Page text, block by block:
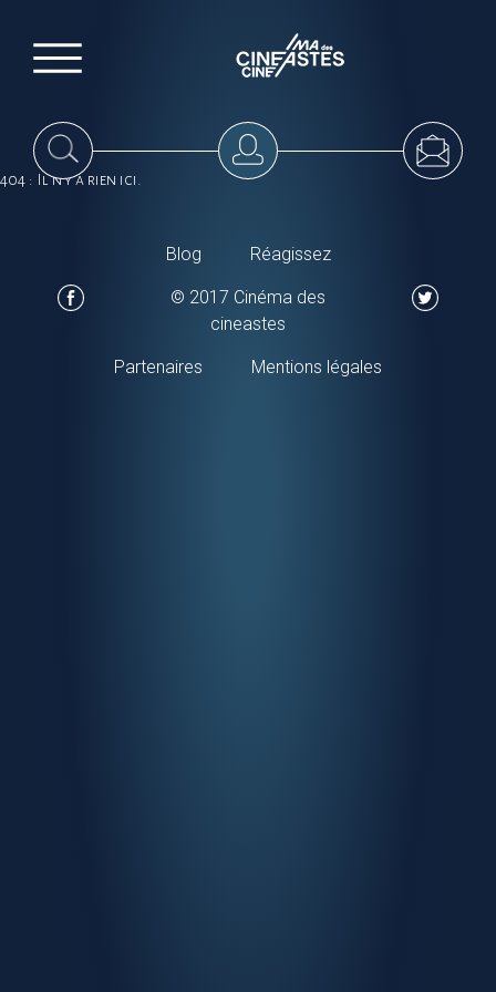
404 : Il n'y a rien ici.
Blog Réagissez
© 2017 Cinéma des
cineastes
Partenaires Mentions légales